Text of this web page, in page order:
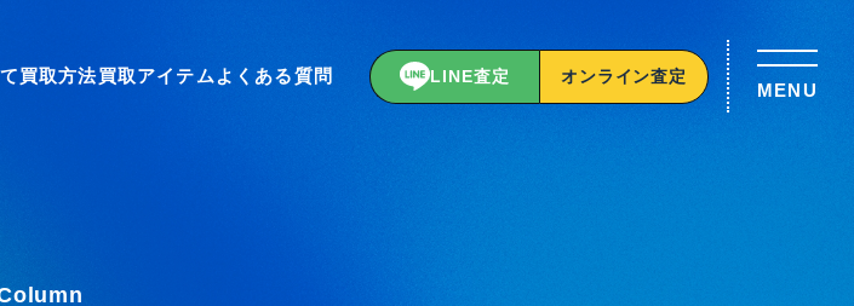
買取方法買取アイテム よくある質問 LINE査定 オンライン査定
MENU